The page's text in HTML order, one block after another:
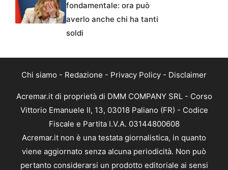
fondamentale: ora può
averlo anche chi ha tanti
soldi
Chi siamo - Redazione - Privacy Policy - Disclaimer
Acremar.it di proprietà di DMM COMPANY SRL - Corso
Vittorio Emanuele II, 13, 03018 Paliano (FR) - Codice
Fiscale e Partita I.V.A. 03144800608
Acremar.it non è una testata giornalistica, in quanto
viene aggiornato senza alcuna periodicità. Non può
pertanto considerarsi un prodotto editoriale ai sensi